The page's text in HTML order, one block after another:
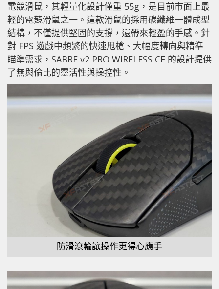
電競滑鼠，其輕量化設計僅重 55g，是目前市面上最
輕的電競滑鼠之一。這款滑鼠的採用碳纖維一體成型
結構，不僅提供堅固的支撐，還帶來輕盈的手感。針
對 FPS 遊戲中頻繁的快速甩槍、大幅度轉向與精準
瞄準需求，SABRE v2 PRO WIRELESS CF 的設計提供
了無與倫比的靈活性與操控性。
防滑滾輪讓操作更得心應手